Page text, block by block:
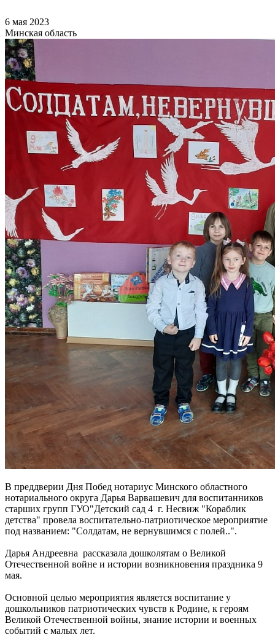
6 мая 2023
Минская область
В преддверии Дня Побед нотариус Минского областного
нотариального округа Дарья Варвашевич для воспитанников
старших групп ГУО"Детский сад 4 г. Несвиж "Кораблик
детства" провела воспитательно-патриотическое мероприятие
под названием: "Солдатам, не вернувшимся с полей..".
Дарья Андреевна рассказала дошколятам о Великой
Отечественной войне и истории возникновения праздника 9
мая.
Основной целью мероприятия является воспитание у
дошкольников патриотических чувств к Родине, к героям
Великой Отечественной войны, знание истории и военных
событий с малых лет.